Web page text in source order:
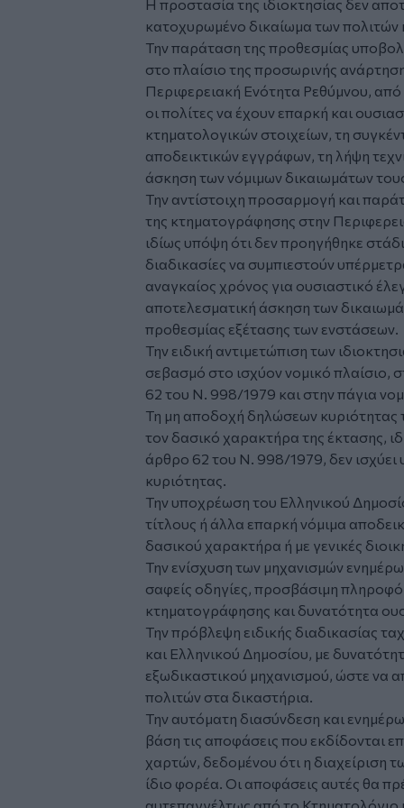
Η προστασία της ιδιοκτησίας δεν
κατοχυρωμένο δικαίωμα των πολιτών
Την παράταση της προθεσμίας
στο πλαίσιο της προσωρινής
Περιφερειακή Ενότητα Ρεθύμνου,
οι πολίτες να έχουν επαρκή και
κτηματολογικών στοιχείων, τη
αποδεικτικών εγγράφων, τη λήψη
άσκηση των νόμιμων δικαιωμάτων
Την αντίστοιχη προσαρμογή και
της κτηματογράφησης στην
ιδίως υπόψη ότι δεν προηγήθηκε
διαδικασίες να συμπιεστούν
αναγκαίος χρόνος για ουσιαστικό
αποτελεσματική άσκηση των
προθεσμίας εξέτασης των ενστάσεων.
Την ειδική αντιμετώπιση των
σεβασμό στο ισχύον νομικό πλαίσιο,
62 του Ν. 998/1979 και στην πάγια
Τη μη αποδοχή δηλώσεων κυριότητας
τον δασικό χαρακτήρα της έκτασης,
άρθρο 62 του Ν. 998/1979, δεν ισχύει
κυριότητας.
Την υποχρέωση του Ελληνικού
τίτλους ή άλλα επαρκή νόμιμα
δασικού χαρακτήρα ή με γενικές
Την ενίσχυση των μηχανισμών
σαφείς οδηγίες, προσβάσιμη
κτηματογράφησης και δυνατότητα
Την πρόβλεψη ειδικής διαδικασίας
και Ελληνικού Δημοσίου, με
εξωδικαστικού μηχανισμού, ώστε να
πολιτών στα δικαστήρια.
Την αυτόματη διασύνδεση και
βάση τις αποφάσεις που εκδίδονται
χαρτών, δεδομένου ότι η διαχείριση
ίδιο φορέα. Οι αποφάσεις αυτές θα